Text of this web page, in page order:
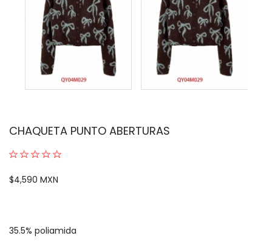
CHAQUETA PUNTO ABERTURAS
$4,590 MXN
35.5% poliamida